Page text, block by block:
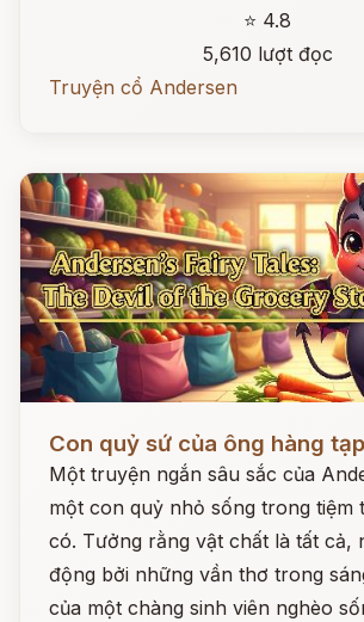
⭐ 4.8
5,610 lượt đọc
Truyện cổ Andersen
Con quỷ sứ của ông hàng
Một truyện ngắn sâu sắc của
một con quỷ nhỏ sống trong tiệm
có. Tưởng rằng vật chất là tất cả,
động bởi những vần thơ trong
của một chàng sinh viên nghèo